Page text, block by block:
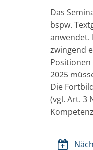
Das
bspw.
anwendet.
zwingend
Positionen
2025
Die
(vgl. Art. 3